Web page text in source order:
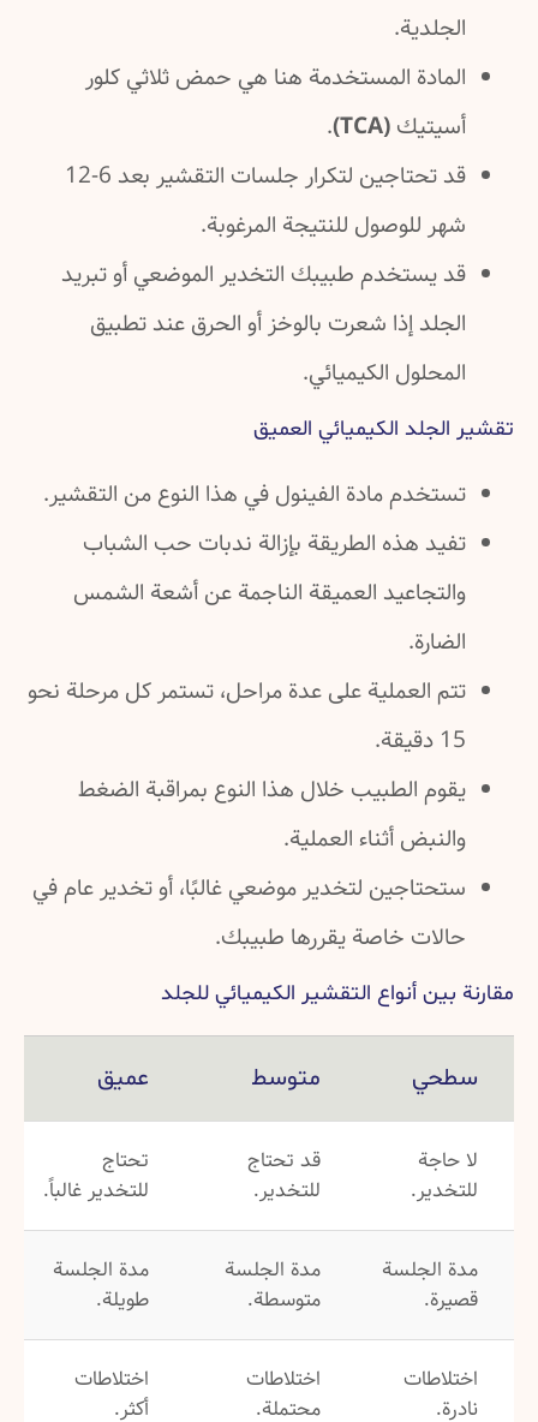
الجلدية.
المادة المستخدمة هنا هي حمض ثلاثي كلور
أسيتيك (TCA)
.
قد تحتاجين لتكرار جلسات التقشير بعد 6-12
شهر للوصول للنتيجة المرغوبة.
قد يستخدم طبيبك التخدير الموضعي أو تبريد
الجلد إذا شعرت بالوخز أو الحرق عند تطبيق
المحلول الكيميائي.
تقشير الجلد الكيميائي العميق
تستخدم مادة الفينول في هذا النوع من التقشير.
تفيد هذه الطريقة بإزالة ندبات حب الشباب
والتجاعيد العميقة الناجمة عن أشعة الشمس
الضارة.
تتم العملية على عدة مراحل، تستمر كل مرحلة نحو
15 دقيقة.
يقوم الطبيب خلال هذا النوع بمراقبة الضغط
والنبض أثناء العملية.
ستحتاجين لتخدير موضعي غالبًا، أو تخدير عام في
حالات خاصة يقررها طبيبك.
مقارنة بين أنواع التقشير الكيميائي للجلد
سطحي متوسط عميق
لا حاجة
للتخدير.
قد تحتاج
للتخدير.
تحتاج
للتخدير غالباً.
مدة الجلسة
قصيرة.
مدة الجلسة
متوسطة.
مدة الجلسة
طويلة.
اختلاطات
نادرة.
اختلاطات
محتملة.
اختلاطات
أكثر.